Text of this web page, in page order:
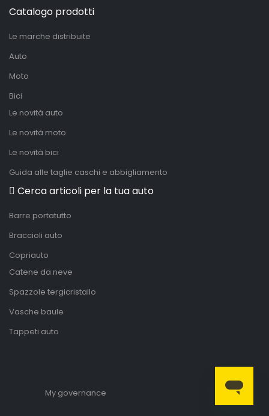
Catalogo prodotti
Le marche distribuite
Auto
Moto
Bici
Le novità auto
Le novità moto
Le novità bici
Guida alle taglie caschi e abbigliamento
Cerca articoli per la tua auto
Barre portatutto
Braccioli auto
Copriauto
Catene da neve
Spazzole tergicristallo
Vasche baule
Tappeti auto
My governance